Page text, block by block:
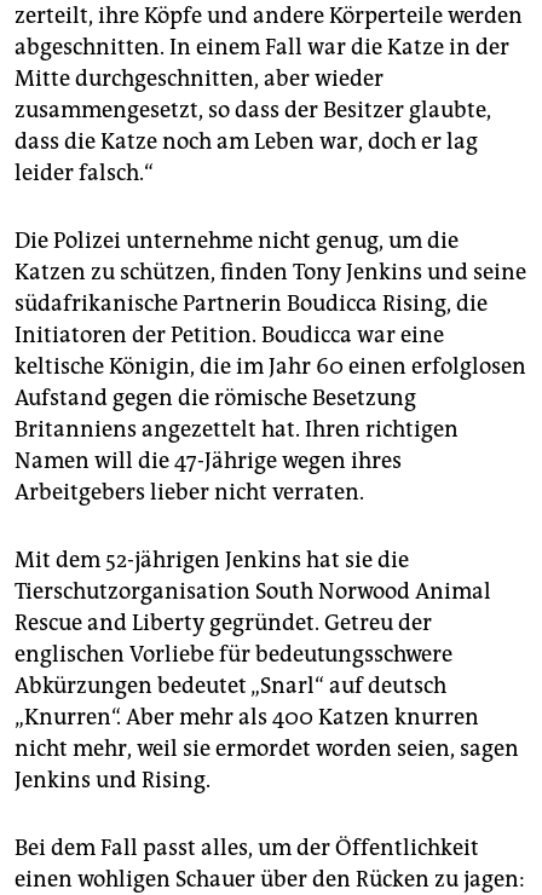
epaper login
zerteilt, ihre Köpfe und andere Körperteile werden
abgeschnitten. In einem Fall war die Katze in der
Mitte durchgeschnitten, aber wieder
zusammengesetzt, so dass der Besitzer glaubte,
dass die Katze noch am Leben war, doch er lag
leider falsch.“
Die Polizei unternehme nicht genug, um die
Katzen zu schützen, finden Tony Jenkins und seine
südafrikanische Partnerin Boudicca Rising, die
Initiatoren der Petition. Boudicca war eine
keltische Königin, die im Jahr 60 einen erfolglosen
Aufstand gegen die römische Besetzung
Britanniens angezettelt hat. Ihren richtigen
Namen will die 47-Jährige wegen ihres
Arbeitgebers lieber nicht verraten.
Mit dem 52-jährigen Jenkins hat sie die
Tierschutzorganisation South Norwood Animal
Rescue and Liberty gegründet. Getreu der
englischen Vorliebe für bedeutungsschwere
Abkürzungen bedeutet „Snarl“ auf deutsch
„Knurren“. Aber mehr als 400 Katzen knurren
nicht mehr, weil sie ermordet worden seien, sagen
Jenkins und Rising.
Bei dem Fall passt alles, um der Öffentlichkeit
einen wohligen Schauer über den Rücken zu jagen: